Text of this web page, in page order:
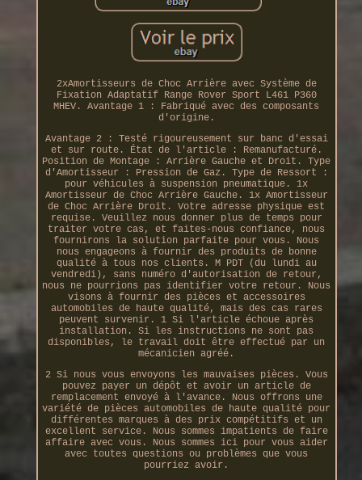
2xAmortisseurs de Choc Arrière avec Système de
Fixation Adaptatif Range Rover Sport L461 P360
MHEV. Avantage 1 : Fabriqué avec des composants
d'origine.
Avantage 2 : Testé rigoureusement sur banc d'essai
et sur route. État de l'article : Remanufacturé.
Position de Montage : Arrière Gauche et Droit. Type
d'Amortisseur : Pression de Gaz. Type de Ressort :
pour véhicules à suspension pneumatique. 1x
Amortisseur de Choc Arrière Gauche. 1x Amortisseur
de Choc Arrière Droit. Votre adresse physique est
requise. Veuillez nous donner plus de temps pour
traiter votre cas, et faites-nous confiance, nous
fournirons la solution parfaite pour vous. Nous
nous engageons à fournir des produits de bonne
qualité à tous nos clients. M PDT (du lundi au
vendredi), sans numéro d'autorisation de retour,
nous ne pourrions pas identifier votre retour. Nous
visons à fournir des pièces et accessoires
automobiles de haute qualité, mais des cas rares
peuvent survenir. 1 Si l'article échoue après
installation. Si les instructions ne sont pas
disponibles, le travail doit être effectué par un
mécanicien agréé.
2 Si nous vous envoyons les mauvaises pièces. Vous
pouvez payer un dépôt et avoir un article de
remplacement envoyé à l'avance. Nous offrons une
variété de pièces automobiles de haute qualité pour
différentes marques à des prix compétitifs et un
excellent service. Nous sommes impatients de faire
affaire avec vous. Nous sommes ici pour vous aider
avec toutes questions ou problèmes que vous
pourriez avoir.